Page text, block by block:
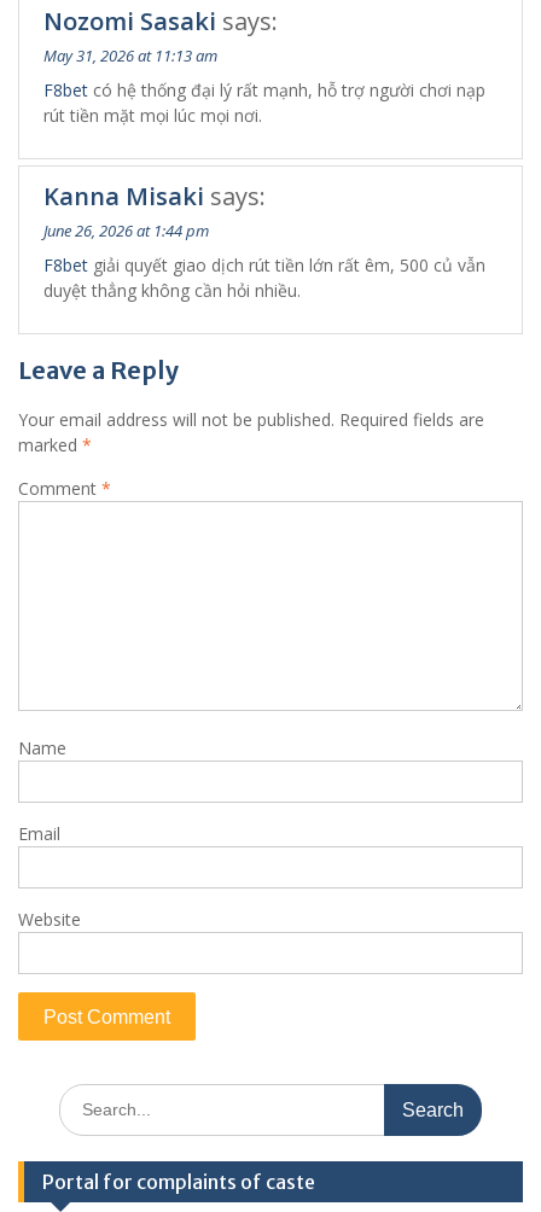
Nozomi Sasaki says:
May 31, 2026 at 11:13 am
F8bet có hệ thống đại lý rất mạnh, hỗ trợ người chơi nạp
rút tiền mặt mọi lúc mọi nơi.
Kanna Misaki says:
June 26, 2026 at 1:44 pm
F8bet giải quyết giao dịch rút tiền lớn rất êm, 500 củ vẫn
duyệt thẳng không cần hỏi nhiều.
Leave a Reply
Your email address will not be published. Required fields are
marked *
Comment *
Name
Email
Website
Search
for:
Portal for complaints of caste